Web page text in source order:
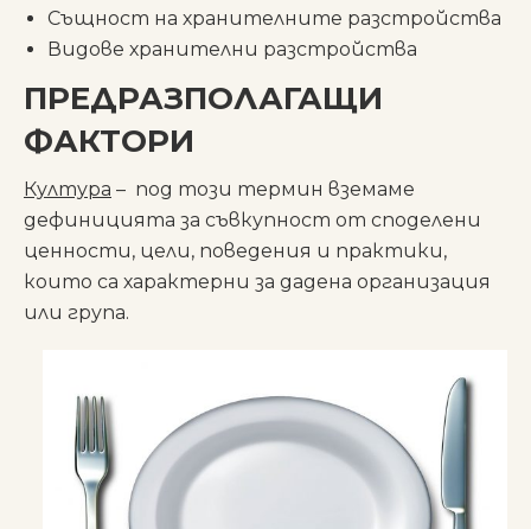
Същност на хранителните разстройства
Видове хранителни разстройства
ПРЕДРАЗПОЛАГАЩИ
ФАКТОРИ
Култура – под този термин вземаме
дефиницията за съвкупност от споделени
ценности, цели, поведения и практики,
които са характерни за дадена организация
или група.